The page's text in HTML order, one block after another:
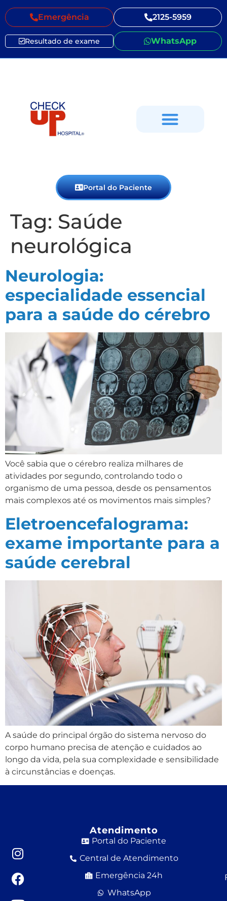
Emergência 2125-5959
Resultado de exame WhatsApp
Portal do Paciente
Tag: Saúde
neurológica
Neurologia:
especialidade essencial
para a saúde do cérebro
Você sabia que o cérebro realiza milhares de
atividades por segundo, controlando todo o
organismo de uma pessoa, desde os pensamentos
mais complexos até os movimentos mais simples?
Eletroencefalograma:
exame importante para a
saúde cerebral
A saúde do principal órgão do sistema nervoso do
corpo humano precisa de atenção e cuidados ao
longo da vida, pela sua complexidade e sensibilidade
à circunstâncias e doenças.
Atendimento
Portal do Paciente
Central de Atendimento
Emergência 24h
WhatsApp